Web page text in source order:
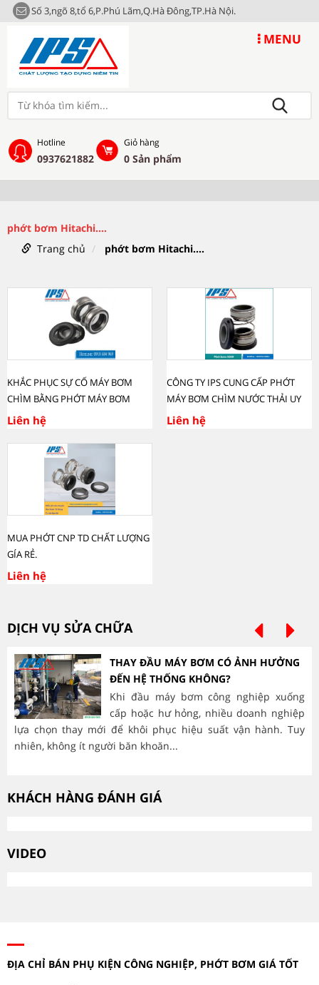
Số 3,ngõ 8,tổ 6,P.Phú Lãm,Q.Hà Đông,TP.Hà Nội.
MENU
Hotline
0937621882
Giỏ hàng
0 Sản phẩm
phớt bơm Hitachi....
Trang chủ
phớt bơm Hitachi....
KHẮC PHỤC SỰ CỐ MÁY BƠM
CHÌM BẰNG PHỚT MÁY BƠM
CHẤT LƯỢNG TẠI BÌNH DƯƠNG.
Liên hệ
CÔNG TY IPS CUNG CẤP PHỚT
MÁY BƠM CHÌM NƯỚC THẢI UY
TÍN CHẤT LƯỢNG TẠI BÌNH
DƯƠNG.
Liên hệ
MUA PHỚT CNP TD CHẤT LƯỢNG
GÍA RẺ.
Liên hệ
DỊCH VỤ SỬA CHỮA
THAY ĐẦU MÁY BƠM CÓ ẢNH HƯỞNG
ĐẾN HỆ THỐNG KHÔNG?
Khi đầu máy bơm công nghiệp xuống
cấp hoặc hư hỏng, nhiều doanh nghiệp
lựa chọn thay mới để khôi phục hiệu suất vận hành. Tuy
nhiên, không ít người băn khoăn...
KHÁCH HÀNG ĐÁNH GIÁ
VIDEO
ĐỊA CHỈ BÁN PHỤ KIỆN CÔNG NGHIỆP, PHỚT BƠM GIÁ TỐT